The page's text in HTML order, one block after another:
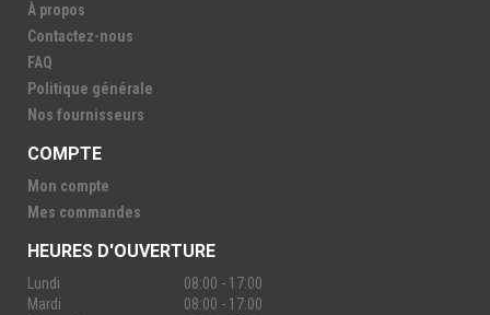
À propos
Contactez-nous
FAQ
Politique générale
Nos fournisseurs
COMPTE
Mon compte
Mes commandes
HEURES D'OUVERTURE
Lundi
08:00 - 17:00
Mardi
08:00 - 17:00